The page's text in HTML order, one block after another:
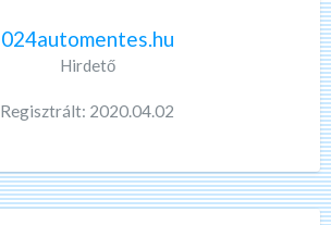
024automentes.hu
Hirdető
Regisztrált: 2020.04.02